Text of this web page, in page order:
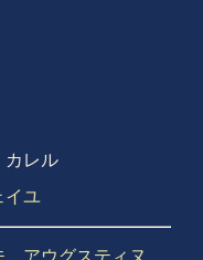
カレル
イユ
アウグスティヌ